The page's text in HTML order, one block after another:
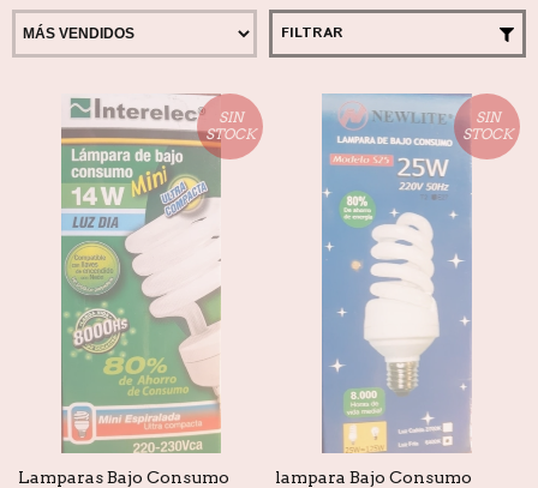
FILTRAR
SIN
STOCK
Lamparas Bajo Consumo
SIN
STOCK
lampara Bajo Consumo